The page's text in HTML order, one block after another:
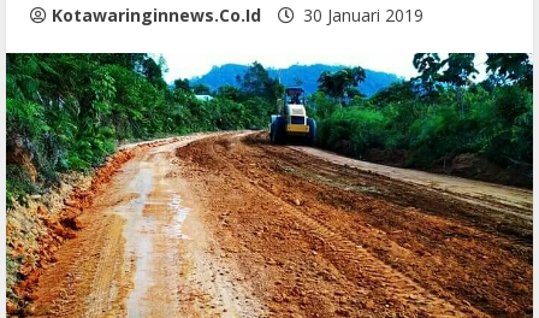
Kotawaringinnews.co.id 30 Januari 2019